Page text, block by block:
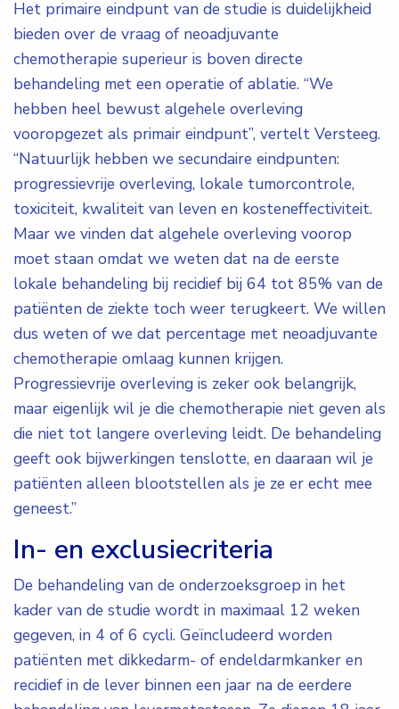
Het primaire eindpunt van de studie is duidelijkheid
bieden over de vraag of neoadjuvante
chemotherapie superieur is boven directe
behandeling met een operatie of ablatie. “We
hebben heel bewust algehele overleving
vooropgezet als primair eindpunt”, vertelt Versteeg.
“Natuurlijk hebben we secundaire eindpunten:
progressievrije overleving, lokale tumorcontrole,
toxiciteit, kwaliteit van leven en kosteneffectiviteit.
Maar we vinden dat algehele overleving voorop
moet staan omdat we weten dat na de eerste
lokale behandeling bij recidief bij 64 tot 85% van de
patiënten de ziekte toch weer terugkeert. We willen
dus weten of we dat percentage met neoadjuvante
chemotherapie omlaag kunnen krijgen.
Progressievrije overleving is zeker ook belangrijk,
maar eigenlijk wil je die chemotherapie niet geven als
die niet tot langere overleving leidt. De behandeling
geeft ook bijwerkingen tenslotte, en daaraan wil je
patiënten alleen blootstellen als je ze er echt mee
geneest.”
In- en exclusiecriteria
De behandeling van de onderzoeksgroep in het
kader van de studie wordt in maximaal 12 weken
gegeven, in 4 of 6 cycli. Geïncludeerd worden
patiënten met dikkedarm- of endeldarmkanker en
recidief in de lever binnen een jaar na de eerdere